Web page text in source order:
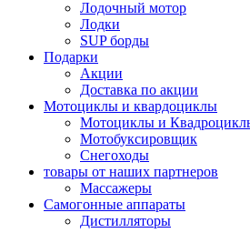
Лодочный мотор
Лодки
SUP борды
Подарки
Акции
Доставка по акции
Мотоциклы и квардоциклы
Мотоциклы и
Мотобуксировщик
Снегоходы
товары от наших партнеров
Массажеры
Самогонные аппараты
Дистилляторы